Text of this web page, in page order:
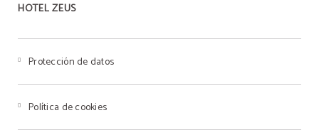
HOTEL ZEUS
Protección de datos
Política de cookies